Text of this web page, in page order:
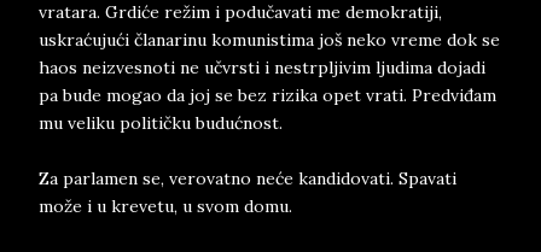
vratara. Grdiće režim i podučavati me demokratiji,
uskraćujući članarinu komunistima još neko vreme dok se
haos neizvesnoti ne učvrsti i nestrpljivim ljudima dojadi
pa bude mogao da joj se bez rizika opet vrati. Predviđam
mu veliku političku budućnost.
Za parlamen se, verovatno neće kandidovati. Spavati
može i u kre­ve­tu, u svom domu.